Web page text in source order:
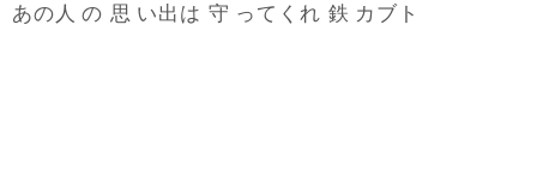
あの 人 の 思 い出 は 守 ってくれ 鉄 カブト